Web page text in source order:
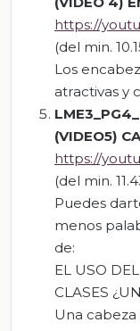
https://
(del min.
Los
atractivas y
(VIDEO5)
https://
(del min.
Puedes
menos
de:
EL USO
CLASES
Una